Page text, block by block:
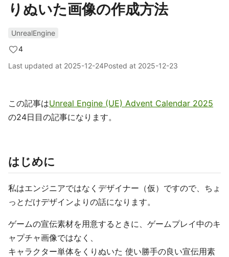
りぬいた画像の作成方法
UnrealEngine
4
Last updated at 2025-12-24Posted at 2025-12-23
この記事はUnreal Engine (UE) Advent Calendar 2025
の24日目の記事になります。
はじめに
私はエンジニアではなくデザイナー（仮）ですので、ちょ
っとだけデザインよりの話になります。
ゲームの宣伝素材を用意するときに、ゲームプレイ中のキ
ャプチャ画像ではなく、
キャラクター単体をくりぬいた 使い勝手の良い宣伝用素